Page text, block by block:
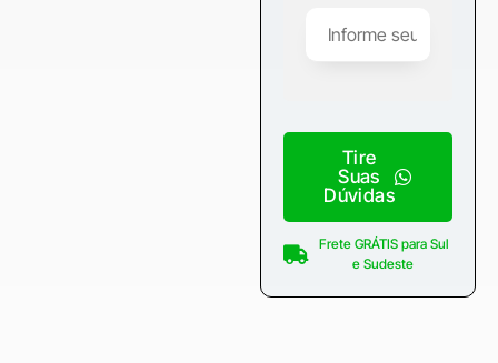
Tire
Suas
Dúvidas
Frete GRÁTIS para Sul
e Sudeste